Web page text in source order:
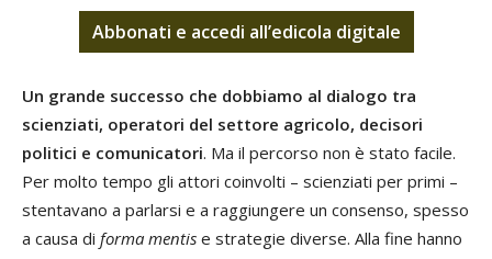
Abbonati e accedi all’edicola digitale
Un grande successo che dobbiamo al dialogo tra
scienziati, operatori del settore agricolo, decisori
politici e comunicatori. Ma il percorso non è stato facile.
Per molto tempo gli attori coinvolti – scienziati per primi –
stentavano a parlarsi e a raggiungere un consenso, spesso
a causa di forma mentis e strategie diverse. Alla fine hanno